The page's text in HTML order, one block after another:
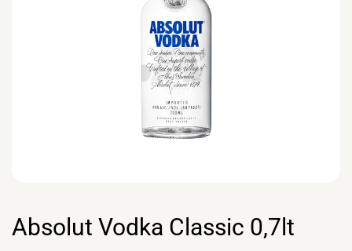
Absolut Vodka Classic 0,7lt